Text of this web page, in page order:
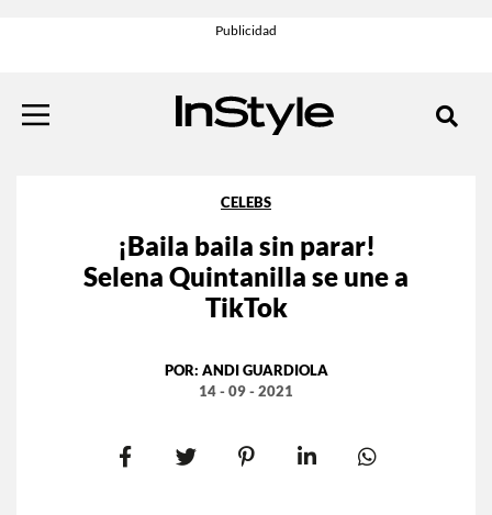
CELEBS
¡Baila baila sin parar!
Selena Quintanilla se une a
TikTok
POR: ANDI GUARDIOLA
14 - 09 - 2021